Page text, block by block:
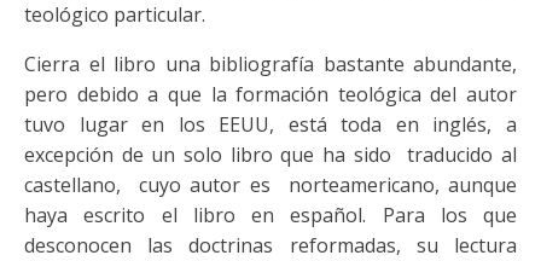
teológico particular.
Cierra el libro una bibliografía bastante abundante,
pero debido a que la formación teológica del autor
tuvo lugar en los EEUU, está toda en inglés, a
excepción de un solo libro que ha sido traducido al
castellano, cuyo autor es norteamericano, aunque
haya escrito el libro en español. Para los que
desconocen las doctrinas reformadas, su lectura